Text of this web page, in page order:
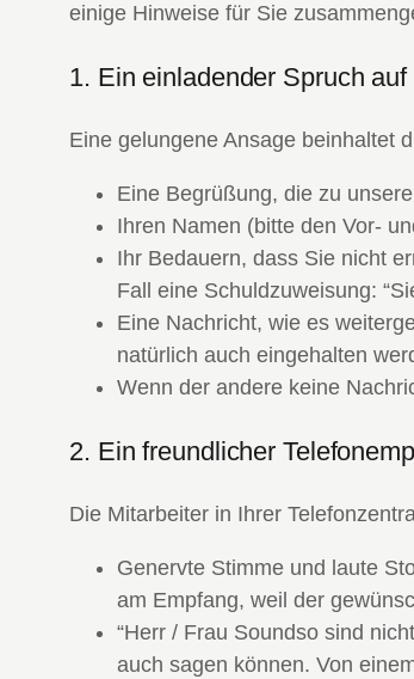
einige Hinweise für Sie
1. Ein einladender Spruch
Eine gelungene Ansage beinhaltet
Eine Begrüßung, die zu
Ihren Namen (bitte den Vor-
Ihr Bedauern, dass Sie nicht
Fall eine Schuldzuweisung:
Eine Nachricht, wie es
natürlich auch eingehalten
Wenn der andere keine
2. Ein freundlicher
Die Mitarbeiter in Ihrer
Genervte Stimme und laute
am Empfang, weil der
“Herr / Frau Soundso sind
auch sagen können. Von